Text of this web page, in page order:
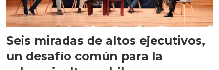
Seis miradas de altos ejecutivos,
un desafío común para la